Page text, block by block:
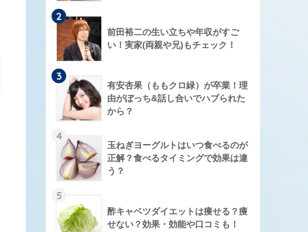
2
前田裕二の生い立ちや年収がすご
い！実家(両親や兄)もチェック！
3
有安杏果（ももクロ緑）が卒業！理
由がぼっち&話し合いでハブられた
から？
4
玉ねぎヨーグルトはいつ食べるのが
正解？食べるタイミングで効果は違
う？
5
酢キャベツダイエットは痩せる？痩
せない？効果・効能や口コミも！